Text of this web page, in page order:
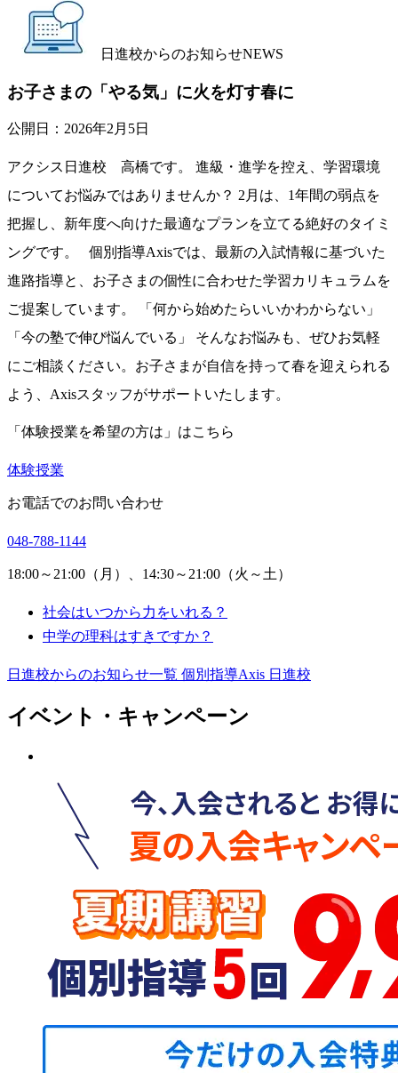
日進校からのお知らせNEWS
お子さまの「やる気」に火を灯す春に
公開日： 2026年2月5日
アクシス日進校 高橋です。 進級・進学を控え、学習環境
についてお悩みではありませんか？ 2月は、1年間の弱点を
把握し、新年度へ向けた最適なプランを立てる絶好のタイミ
ングです。 個別指導Axisでは、最新の入試情報に基づいた
進路指導と、お子さまの個性に合わせた学習カリキュラムを
ご提案しています。 「何から始めたらいいかわからない」
「今の塾で伸び悩んでいる」 そんなお悩みも、ぜひお気軽
にご相談ください。お子さまが自信を持って春を迎えられる
よう、Axisスタッフがサポートいたします。
「体験授業を希望の方は」はこちら
体験授業
お電話でのお問い合わせ
048-788-1144
18:00～21:00（月）、14:30～21:00（火～土）
社会はいつから力をいれる？
中学の理科はすきですか？
日進校からのお知らせ一覧 個別指導Axis 日進校
イベント・キャンペーン